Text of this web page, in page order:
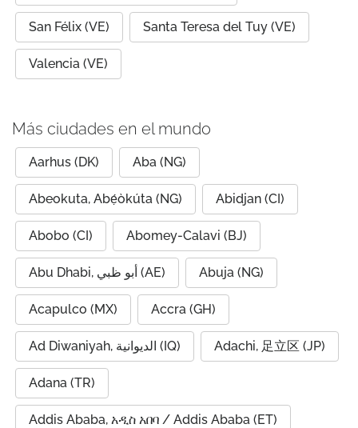
San Félix (VE) Santa Teresa del Tuy (VE)
Valencia (VE)
Más ciudades en el mundo
Aarhus (DK) Aba (NG)
Abeokuta, Abẹ́òkúta (NG) Abidjan (CI)
Abobo (CI) Abomey-Calavi (BJ)
Abu Dhabi, أبو ظبي (AE) Abuja (NG)
Acapulco (MX) Accra (GH)
Ad Diwaniyah, الديوانية (IQ) Adachi, 足立区 (JP)
Adana (TR)
Addis Ababa, አዲስ አበባ / Addis Ababa (ET)